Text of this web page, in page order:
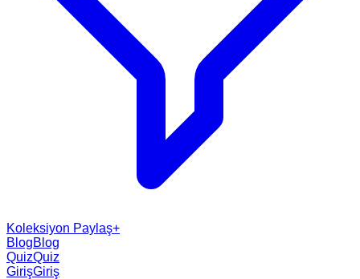
Koleksiyon Paylaş+
BlogBlog
QuizQuiz
GirişGiriş